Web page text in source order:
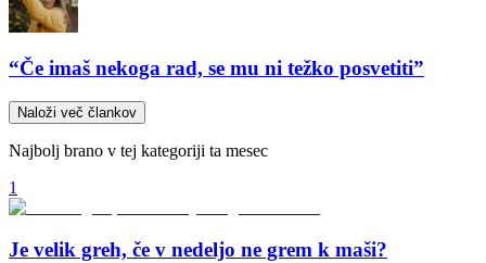
“Če imaš nekoga rad, se mu ni težko posvetiti”
Naloži več člankov
Najbolj brano v tej kategoriji ta mesec
1
Je velik greh, če v nedeljo ne grem k maši?